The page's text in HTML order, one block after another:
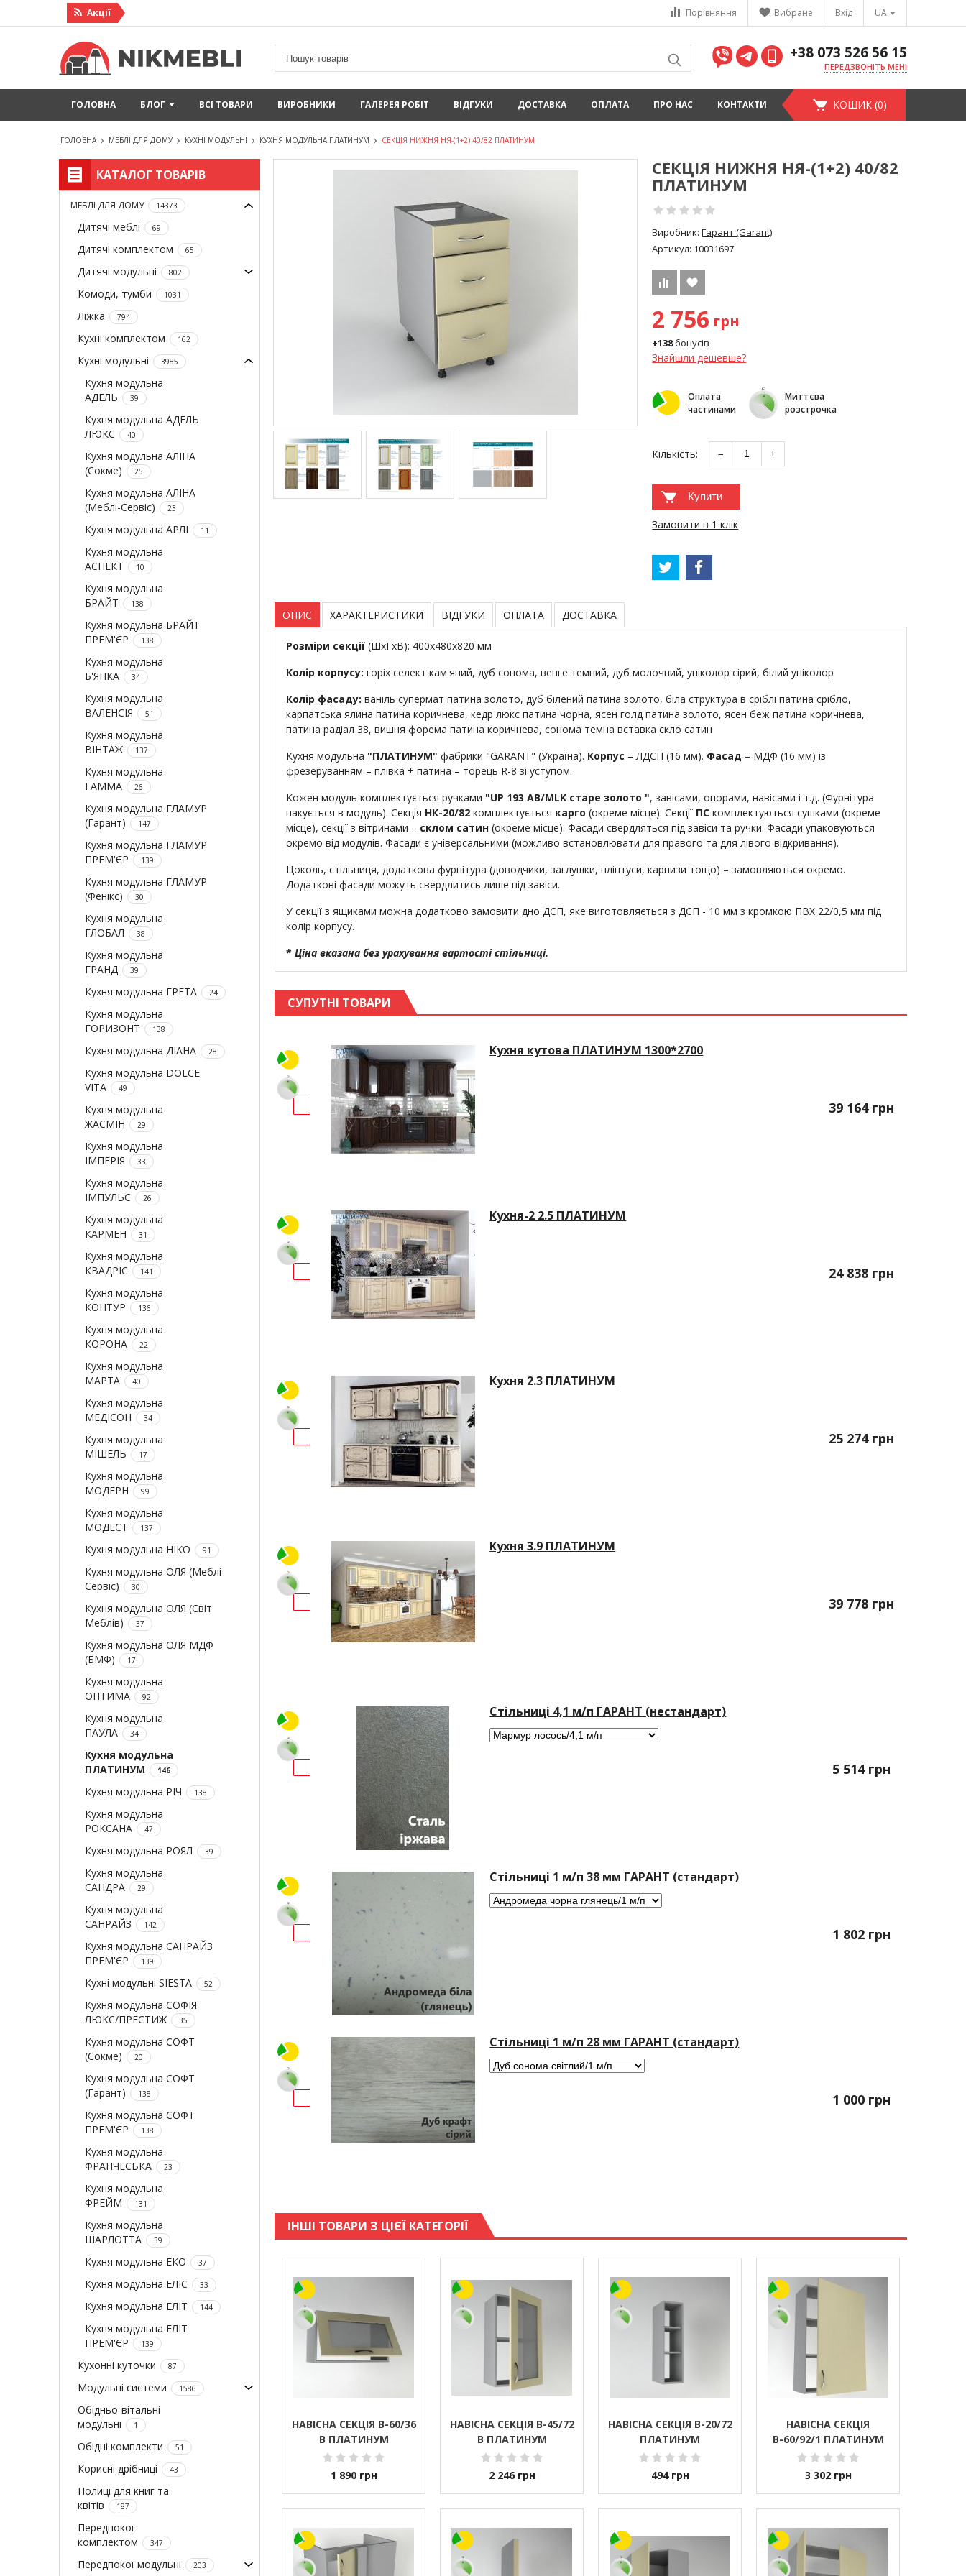
Акцiї UA
Вхід
Вибране
Порівняння
+38 073 526 56 15
ПЕРЕДЗВОНІТЬ МЕНІ
ГОЛОВНА БЛОГ ВСІ ТОВАРИ ВИРОБНИКИ ГАЛЕРЕЯ РОБІТ ВІДГУКИ ДОСТАВКА ОПЛАТА ПРО НАС КОНТАКТИ КОШИК (0)
ГОЛОВНА МЕБЛІ ДЛЯ ДОМУ КУХНІ МОДУЛЬНІ КУХНЯ МОДУЛЬНА ПЛАТИНУМ СЕКЦІЯ НИЖНЯ НЯ-(1+2) 40/82 ПЛАТИНУМ
КАТАЛОГ ТОВАРІВ
МЕБЛІ ДЛЯ ДОМУ 14373
Дитячі меблі 69
Дитячі комплектом 65
Дитячі модульні 802
Комоди, тумби 1031
Ліжка 794
Кухні комплектом 162
Кухні модульні 3985
Кухня модульна
АДЕЛЬ
39
Кухня модульна АДЕЛЬ
ЛЮКС
40
Кухня модульна АЛІНА
(Сокме)
25
Кухня модульна АЛІНА
(Меблі-Сервіс)
23
Кухня модульна АРЛІ 11
Кухня модульна
АСПЕКТ
10
Кухня модульна
БРАЙТ
138
Кухня модульна БРАЙТ
ПРЕМ'ЄР
138
Кухня модульна
Б'ЯНКА
34
Кухня модульна
ВАЛЕНСІЯ
51
Кухня модульна
ВІНТАЖ
137
Кухня модульна
ГАММА
26
Кухня модульна ГЛАМУР
(Гарант)
147
Кухня модульна ГЛАМУР
ПРЕМ'ЄР
139
Кухня модульна ГЛАМУР
(Фенікс)
30
Кухня модульна
ГЛОБАЛ
38
Кухня модульна
ГРАНД
39
Кухня модульна ГРЕТА 24
Кухня модульна
ГОРИЗОНТ
138
Кухня модульна ДІАНА 28
Кухня модульна DOLCE
VITA
49
Кухня модульна
ЖАСМІН
29
Кухня модульна
ІМПЕРІЯ
33
Кухня модульна
ІМПУЛЬС
26
Кухня модульна
КАРМЕН
31
Кухня модульна
КВАДРІС
141
Кухня модульна
КОНТУР
136
Кухня модульна
КОРОНА
22
Кухня модульна
МАРТА
40
Кухня модульна
МЕДІСОН
34
Кухня модульна
МІШЕЛЬ
17
Кухня модульна
МОДЕРН
99
Кухня модульна
МОДЕСТ
137
Кухня модульна НІКО 91
Кухня модульна ОЛЯ (Меблі-
Сервіс)
30
Кухня модульна ОЛЯ (Світ
Меблів)
37
Кухня модульна ОЛЯ МДФ
(БМФ)
17
Кухня модульна
ОПТИМА
92
Кухня модульна
ПАУЛА
34
Кухня модульна
ПЛАТИНУМ
146
Кухня модульна РІЧ 138
Кухня модульна
РОКСАНА
47
Кухня модульна РОЯЛ 39
Кухня модульна
САНДРА
29
Кухня модульна
САНРАЙЗ
142
Кухня модульна САНРАЙЗ
ПРЕМ'ЄР
139
Кухні модульні SIESTA 52
Кухня модульна СОФІЯ
ЛЮКС/ПРЕСТИЖ
35
Кухня модульна СОФТ
(Сокме)
20
Кухня модульна СОФТ
(Гарант)
138
Кухня модульна СОФТ
ПРЕМ'ЄР
138
Кухня модульна
ФРАНЧЕСЬКА
23
Кухня модульна
ФРЕЙМ
131
Кухня модульна
ШАРЛОТТА
39
Кухня модульна ЕКО 37
Кухня модульна ЕЛІС 33
Кухня модульна ЕЛІТ 144
Кухня модульна ЕЛІТ
ПРЕМ'ЄР
139
Кухонні куточки 87
Модульні системи 1586
Обідньо-вітальні
модульні
1
Обідні комплекти 51
Корисні дрібниці 43
Полиці для книг та
квітів
187
Передпокої
комплектом
347
Передпокої модульні 203
СЕКЦІЯ НИЖНЯ НЯ-(1+2) 40/82
ПЛАТИНУМ
Виробник:Гарант (Garant)
Артикул: 10031697
2 756 грн
+138бонусів
Знайшли дешевше?
Оплата
частинами
Миттєва
розстрочка
Кількість: − +
Купити
Замовити в 1 клік
ОПИС ХАРАКТЕРИСТИКИ ВІДГУКИ ОПЛАТА ДОСТАВКА
Розміри секції (ШхГхВ): 400х480х820 мм
Колір корпусу: горіх селект кам'яний, дуб сонома, венге темний, дуб молочний, уніколор сірий, білий уніколор
Колір фасаду: ваніль супермат патина золото, дуб білений патина золото, біла структура в сріблі патина срібло,
карпатська ялина патина коричнева, кедр люкс патина чорна, ясен голд патина золото, ясен беж патина коричнева,
патина радіал 38, вишня форема патина коричнева, сонома темна вставка скло сатин
Кухня модульна "ПЛАТИНУМ" фабрики "GARANT" (Україна). Корпус – ЛДСП (16 мм). Фасад – МДФ (16 мм) із
фрезеруванням – плівка + патина – торець R-8 зі уступом.
Кожен модуль комплектується ручками "UP 193 AB/MLK старе золото ", завісами, опорами, навісами і т.д. (Фурнітура
пакується в модуль). Секція НК-20/82 комплектується карго (окреме місце). Секції ПС комплектуються сушками (окреме
місце), секції з вітринами – склом сатин (окреме місце). Фасади свердляться під завіси та ручки. Фасади упаковуються
окремо від модулів. Фасади є універсальними (можливо встановлювати для правого та для лівого відкривання).
Цоколь, стільниця, додаткова фурнітура (доводчики, заглушки, плінтуси, карнизи тощо) – замовляються окремо.
Додаткові фасади можуть свердлитись лише під завіси.
У секції з ящиками можна додатково замовити дно ДСП, яке виготовляється з ДСП - 10 мм з кромкою ПВХ 22/0,5 мм під
колір корпусу.
* Ціна вказана без урахування вартості стільниці.
СУПУТНІ ТОВАРИ
Кухня кутова ПЛАТИНУМ 1300*2700
39 164 грн
Кухня-2 2.5 ПЛАТИНУМ
24 838 грн
Кухня 2.3 ПЛАТИНУМ
25 274 грн
Кухня 3.9 ПЛАТИНУМ
39 778 грн
Стільниці 4,1 м/п ГАРАНТ (нестандарт)
5 514 грн
Стільниці 1 м/п 38 мм ГАРАНТ (стандарт)
1 802 грн
Стільниці 1 м/п 28 мм ГАРАНТ (стандарт)
1 000 грн
ІНШІ ТОВАРИ З ЦІЄЇ КАТЕГОРІЇ
НАВІСНА СЕКЦІЯ В-60/36
В ПЛАТИНУМ
1 890 грн
НАВІСНА СЕКЦІЯ В-45/72
В ПЛАТИНУМ
2 246 грн
НАВІСНА СЕКЦІЯ В-20/72
ПЛАТИНУМ
494 грн
НАВІСНА СЕКЦІЯ
В-60/92/1 ПЛАТИНУМ
3 302 грн